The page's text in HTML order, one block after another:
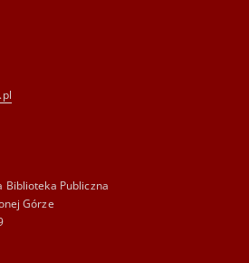
Biblioteka Publiczna
Górze